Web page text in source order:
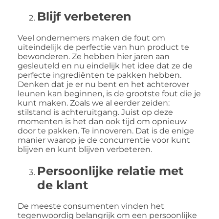
Blijf verbeteren
Veel ondernemers maken de fout om
uiteindelijk de perfectie van hun product te
bewonderen. Ze hebben hier jaren aan
gesleuteld en nu eindelijk het idee dat ze de
perfecte ingrediënten te pakken hebben.
Denken dat je er nu bent en het achterover
leunen kan beginnen, is de grootste fout die je
kunt maken. Zoals we al eerder zeiden:
stilstand is achteruitgang. Juist op deze
momenten is het dan ook tijd om opnieuw
door te pakken. Te innoveren. Dat is de enige
manier waarop je de concurrentie voor kunt
blijven en kunt blijven verbeteren.
Persoonlijke relatie met
de klant
De meeste consumenten vinden het
tegenwoordig belangrijk om een persoonlijke